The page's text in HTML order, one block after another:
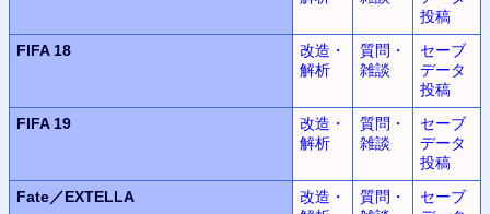
投稿
FIFA 18
改造・
解析
質問・
雑談
セーブ
データ
投稿
FIFA 19
改造・
解析
質問・
雑談
セーブ
データ
投稿
Fate／EXTELLA
改造・
質問・
セーブ